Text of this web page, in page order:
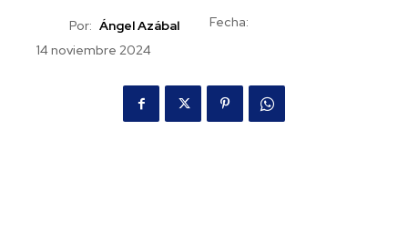
Por: Ángel Azábal
Fecha:
14 noviembre 2024